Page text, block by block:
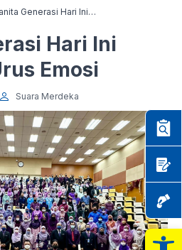
Wanita Generasi Hari Ini Perlu Bijak Urus Emosi
Hari Ini
Emosi
Suara Merdeka